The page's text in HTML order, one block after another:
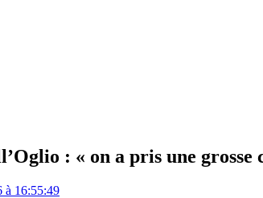
: « on a pris une grosse
à 16:55:49